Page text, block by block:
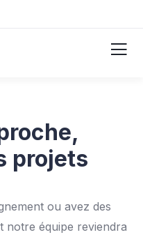
projets
ou avez des
notre équipe reviendra